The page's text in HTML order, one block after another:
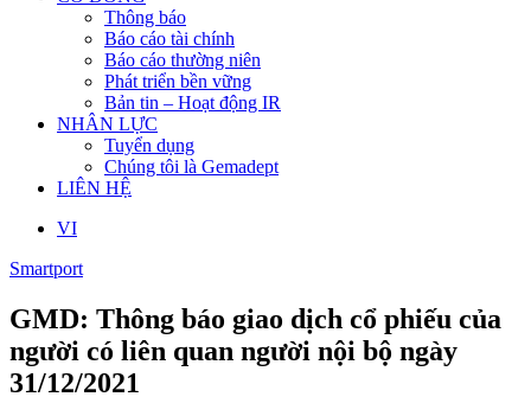
Thông báo
Báo cáo tài chính
Báo cáo thường niên
Phát triển bền vững
Bản tin – Hoạt động IR
NHÂN LỰC
Tuyển dụng
Chúng tôi là Gemadept
LIÊN HỆ
VI
Smartport
GMD: Thông báo giao dịch cổ phiếu của
người có liên quan người nội bộ ngày
31/12/2021